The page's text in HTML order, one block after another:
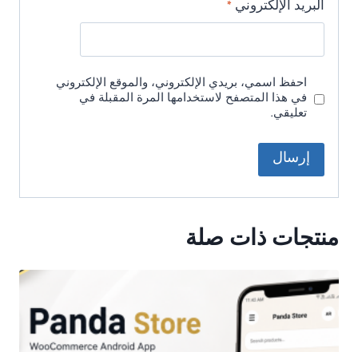
البريد الإلكتروني *
احفظ اسمي، بريدي الإلكتروني، والموقع الإلكتروني
في هذا المتصفح لاستخدامها المرة المقبلة في
تعليقي.
منتجات ذات صلة